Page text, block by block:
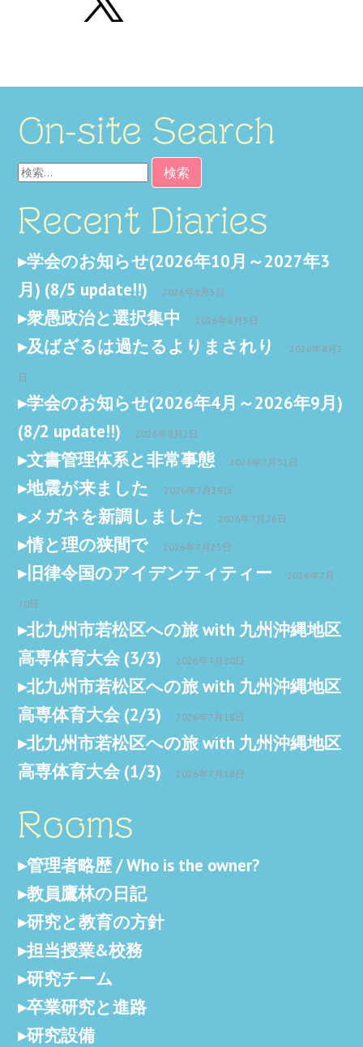
On-site Search
検
索:
Recent Diaries
学会のお知らせ(2026年10月～2027年3
月) (8/5 update!!)
2026年8月5日
衆愚政治と選択集中 2026年8月5日
及ばざるは過たるよりまされり 2026年8月2
日
学会のお知らせ(2026年4月～2026年9月)
(8/2 update!!)
2026年8月2日
文書管理体系と非常事態 2026年7月31日
地震が来ました 2026年7月29日
メガネを新調しました 2026年7月26日
情と理の狭間で 2026年7月25日
旧律令国のアイデンティティー 2026年7月
20日
北九州市若松区への旅 with 九州沖縄地区
高専体育大会 (3/3)
2026年7月20日
北九州市若松区への旅 with 九州沖縄地区
高専体育大会 (2/3)
2026年7月18日
北九州市若松区への旅 with 九州沖縄地区
高専体育大会 (1/3)
2026年7月18日
Rooms
管理者略歴 / Who is the owner?
教員鷹林の日記
研究と教育の方針
担当授業&校務
研究チーム
卒業研究と進路
研究設備